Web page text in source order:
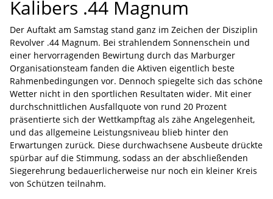
Kalibers .44 Magnum
Der Auftakt am Samstag stand ganz im Zeichen der Disziplin
Revolver .44 Magnum. Bei strahlendem Sonnenschein und
einer hervorragenden Bewirtung durch das Marburger
Organisationsteam fanden die Aktiven eigentlich beste
Rahmenbedingungen vor. Dennoch spiegelte sich das schöne
Wetter nicht in den sportlichen Resultaten wider. Mit einer
durchschnittlichen Ausfallquote von rund 20 Prozent
präsentierte sich der Wettkampftag als zähe Angelegenheit,
und das allgemeine Leistungsniveau blieb hinter den
Erwartungen zurück. Diese durchwachsene Ausbeute drückte
spürbar auf die Stimmung, sodass an der abschließenden
Siegerehrung bedauerlicherweise nur noch ein kleiner Kreis
von Schützen teilnahm.